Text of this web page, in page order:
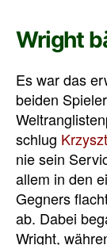
Wright
Es war das
beiden
schlug
nie sein
allem in den
Gegners
ab. Dabei
Wright,